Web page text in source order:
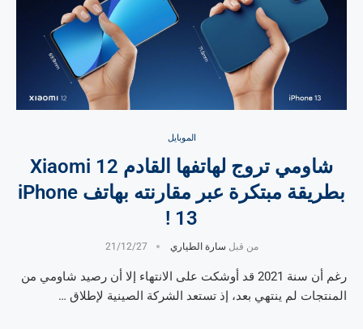
الموبايل
شاومي تروج لهاتفها القادم Xiaomi 12
بطريقة مبتكرة عبر مقارنته بهاتف iPhone
13 !
من قبل سارة الطياري 21/12/27
رغم أن سنة 2021 قد أوشكت على الانتهاء إلا أن رصيد شاومي من
المنتجات لم ينتهي بعد، إذ تستعد الشركة الصينية لإطلاق …